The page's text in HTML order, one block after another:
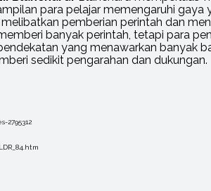
para pelajar memengaruhi gaya
melibatkan pemberian perintah dan
banyak perintah, tetapi para
yang menawarkan banyak
sedikit pengarahan dan dukungan.
2795312